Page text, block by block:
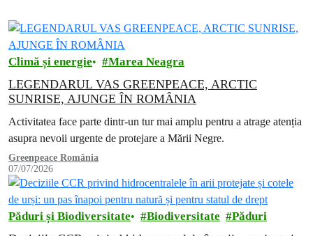
Climă și energie Marea Neagra
LEGENDARUL VAS GREENPEACE, ARCTIC
SUNRISE, AJUNGE ÎN ROMÂNIA
Activitatea face parte dintr-un tur mai amplu pentru a atrage atenția
asupra nevoii urgente de protejare a Mării Negre.
Greenpeace România
07/07/2026
Păduri și Biodiversitate Biodiversitate Păduri